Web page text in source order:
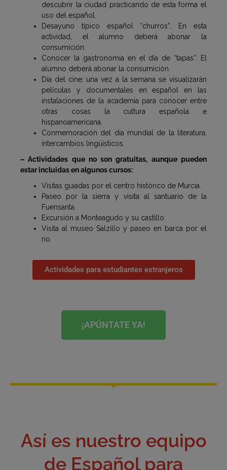
descubrir la ciudad practicando de esta forma el
uso del español.
Desayuno típico español “churros”. En esta
actividad, el alumno deberá abonar la
consumición.
Conocer la gastronomía en el día de “tapas”. El
alumno deberá abonar la consumición.
Día del cine: una vez a la semana se visualizarán
películas y documentales en español en las
instalaciones de la academia para conocer entre
otras cosas la cultura española e
hispanoamericana.
Conmemoración del día mundial de la literatura,
intercambios lingüísticos.
– Actividades que no son gratuitas, aunque pueden
estar incluidas en algunos cursos:
Visitas guiadas por el centro histórico de Murcia.
Paseo por la sierra y visita al santuario de la
Fuensanta.
Excursión a Monteagudo y su castillo.
Visita al museo Salzillo y paseo en barca por el
río.
Actividades para estudiantes extranjeros
¡APÚNTATE YA!
Así es nuestro equipo
de Español para